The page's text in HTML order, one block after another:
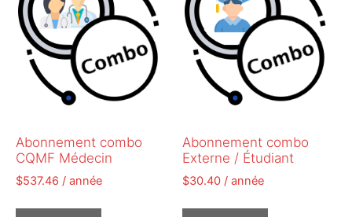
Abonnement combo
CQMF Médecin
$537.46 / année
Abonnement combo
Externe / Étudiant
$30.40 / année